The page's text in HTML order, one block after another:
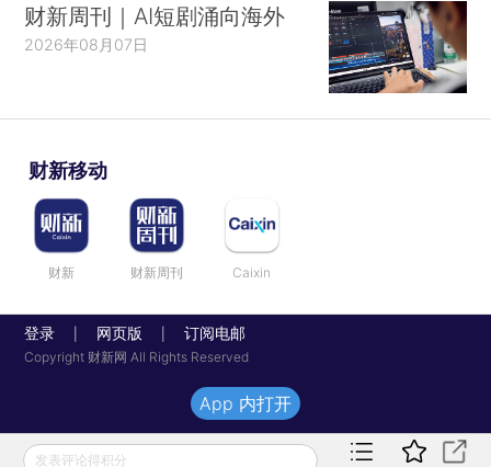
财新周刊｜AI短剧涌向海外
2026年08月07日
财新移动
财新 财新周刊 Caixin
登录 网页版 订阅电邮
Copyright 财新网 All Rights Reserved
发表评论得积分
App 内打开